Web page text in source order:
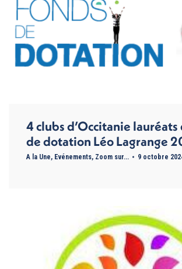
4 clubs d’Occitanie lauréats
de dotation Léo Lagrange
A la Une, Evénements, Zoom sur... 9 octobre